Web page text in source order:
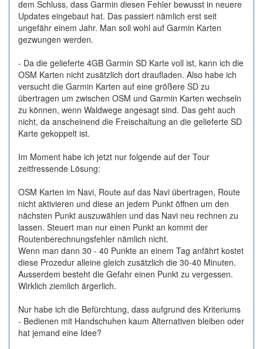
dem Schluss, dass Garmin diesen Fehler bewusst in neuere
Updates eingebaut hat. Das passiert nämlich erst seit
ungefähr einem Jahr. Man soll wohl auf Garmin Karten
gezwungen werden.
- Da die gelieferte 4GB Garmin SD Karte voll ist, kann ich die
OSM Karten nicht zusätzlich dort draufladen. Also habe ich
versucht die Garmin Karten auf eine größere SD zu
übertragen um zwischen OSM und Garmin Karten wechseln
zu können, wenn Waldwege angesagt sind. Das geht auch
nicht, da anscheinend die Freischaltung an die gelieferte SD
Karte gekoppelt ist.
Im Moment habe ich jetzt nur folgende auf der Tour
zeitfressende Lösung:
OSM Karten im Navi, Route auf das Navi übertragen, Route
nicht aktivieren und diese an jedem Punkt öffnen um den
nächsten Punkt auszuwählen und das Navi neu rechnen zu
lassen. Steuert man nur einen Punkt an kommt der
Routenberechnungsfehler nämlich nicht.
Wenn man dann 30 - 40 Punkte an einem Tag anfährt kostet
diese Prozedur alleine gleich zusätzlich die 30-40 Minuten.
Ausserdem besteht die Gefahr einen Punkt zu vergessen.
Wirklich ziemlich ärgerlich.
Nur habe ich die Befürchtung, dass aufgrund des Kriteriums
- Bedienen mit Handschuhen kaum Alternativen bleiben oder
hat jemand eine Idee?